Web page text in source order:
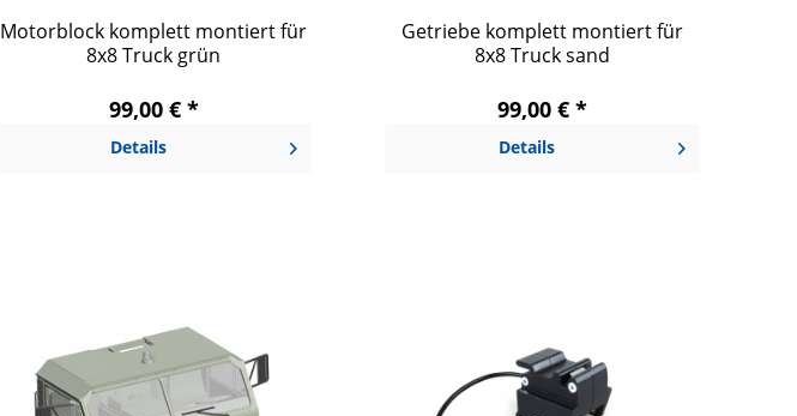
Motorblock komplett montiert für
8x8 Truck grün
99,00 € *
Details
Getriebe komplett montiert für
8x8 Truck sand
99,00 € *
Details